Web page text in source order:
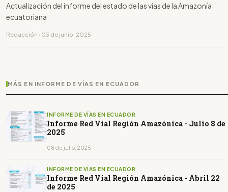
Actualización del informe del estado de las vías de la Amazonía
ecuatoriana
Redacción · 03 de junio, 2025
MÁS EN INFORME DE VÍAS EN ECUADOR
INFORME DE VÍAS EN ECUADOR
Informe Red Vial Región Amazónica - Julio 8 de
2025
08 de julio, 2025
INFORME DE VÍAS EN ECUADOR
Informe Red Vial Región Amazónica - Abril 22
de 2025